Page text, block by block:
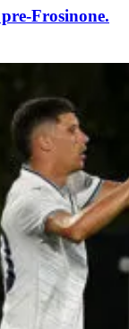
Frosinone.